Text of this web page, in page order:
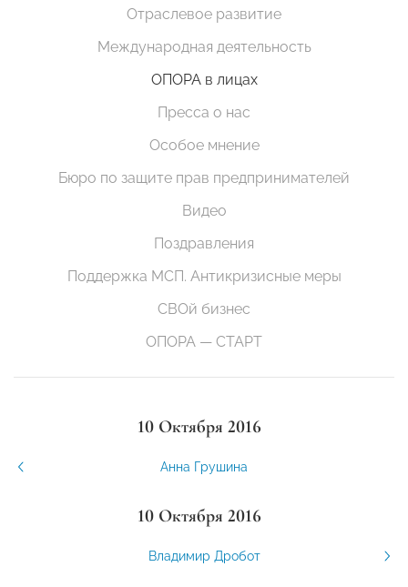
Отраслевое развитие
Международная деятельность
ОПОРА в лицах
Пресса о нас
Особое мнение
Бюро по защите прав предпринимателей
Видео
Поздравления
Поддержка МСП. Антикризисные меры
СВОй бизнес
ОПОРА — СТАРТ
10 Октября 2016
Анна Грушина
10 Октября 2016
Владимир Дробот